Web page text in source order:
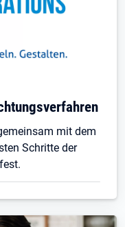
mit dem
Schritte der